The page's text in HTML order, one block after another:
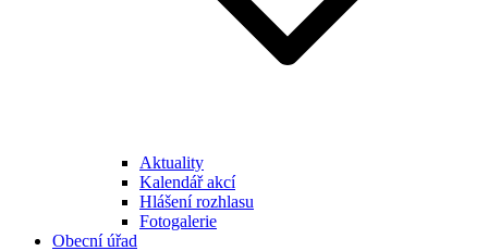
Aktuality
Kalendář akcí
Hlášení rozhlasu
Fotogalerie
Obecní úřad